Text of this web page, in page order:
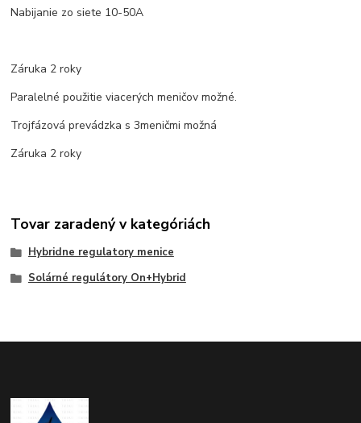
Nabijanie zo siete 10-50A
Záruka 2 roky
Paralelné použitie viacerých meničov možné.
Trojfázová prevádzka s 3meničmi možná
Záruka 2 roky
Tovar zaradený v kategóriách
Hybridne regulatory menice
Solárné regulátory On+Hybrid